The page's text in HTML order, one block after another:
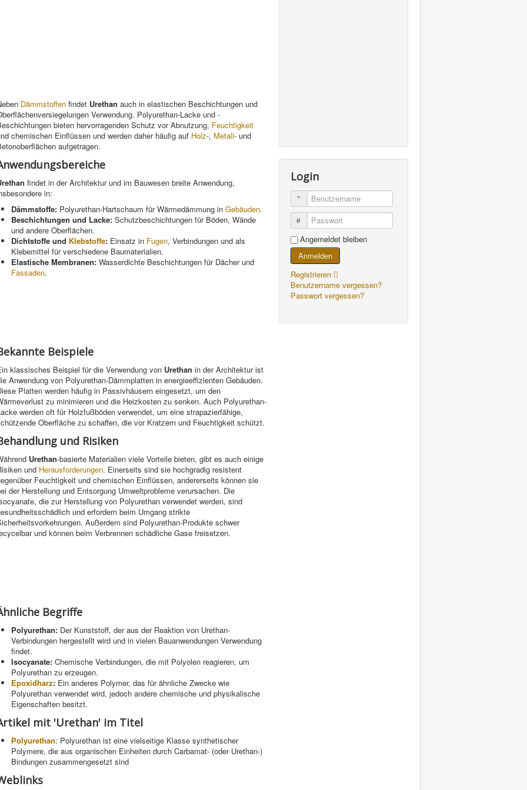
Dämmstoffen findet Urethan auch in elastischen Beschichtungen und
Verwendung. Polyurethan-Lacke und -
bieten hervorragenden Schutz vor Abnutzung, Feuchtigkeit
chemischen Einflüssen und werden daher häufig auf Holz-, Metall- und
aufgetragen.
findet in der Architektur und im Bauwesen breite Anwendung,
in:
Dämmstoffe: Polyurethan-Hartschaum für Wärmedämmung in Gebäuden.
Beschichtungen und Lacke: Schutzbeschichtungen für Böden, Wände
und andere Oberflächen.
Dichtstoffe und Klebstoffe: Einsatz in Fugen, Verbindungen und als
Klebemittel für verschiedene Baumaterialien.
Elastische Membranen: Wasserdichte Beschichtungen für Dächer und
Fassaden.
Beispiele
klassisches Beispiel für die Verwendung von Urethan in der Architektur ist
Anwendung von Polyurethan-Dämmplatten in energieeffizienten Gebäuden.
Platten werden häufig in Passivhäusern eingesetzt, um den
zu minimieren und die Heizkosten zu senken. Auch Polyurethan-
werden oft für Holzfußböden verwendet, um eine strapazierfähige,
Oberfläche zu schaffen, die vor Kratzern und Feuchtigkeit schützt.
und Risiken
Urethan-basierte Materialien viele Vorteile bieten, gibt es auch einige
und Herausforderungen. Einerseits sind sie hochgradig resistent
Feuchtigkeit und chemischen Einflüssen, andererseits können sie
der Herstellung und Entsorgung Umweltprobleme verursachen. Die
die zur Herstellung von Polyurethan verwendet werden, sind
und erfordern beim Umgang strikte
Außerdem sind Polyurethan-Produkte schwer
und können beim Verbrennen schädliche Gase freisetzen.
Begriffe
Polyurethan: Der Kunststoff, der aus der Reaktion von Urethan-
Verbindungen hergestellt wird und in vielen Bauanwendungen Verwendung
findet.
Isocyanate: Chemische Verbindungen, die mit Polyolen reagieren, um
Polyurethan zu erzeugen.
Epoxidharz: Ein anderes Polymer, das für ähnliche Zwecke wie
Polyurethan verwendet wird, jedoch andere chemische und physikalische
Eigenschaften besitzt.
mit 'Urethan' im Titel
Polyurethan: Polyurethan ist eine vielseitige Klasse synthetischer
Polymere, die aus organischen Einheiten durch Carbamat- (oder Urethan-)
Bindungen zusammengesetzt sind
Login
Benutzername
Passwort
Angemeldet bleiben
Anmelden
Registrieren
Benutzername vergessen?
Passwort vergessen?